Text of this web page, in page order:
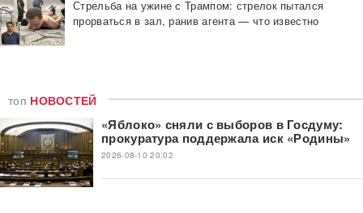
Стрельба на ужине с Трампом: стрелок пытался
прорваться в зал, ранив агента — что известно
топ НОВОСТЕЙ
«Яблоко» сняли с выборов в Госдуму:
прокуратура поддержала иск «Родины»
2026-08-10 20:02